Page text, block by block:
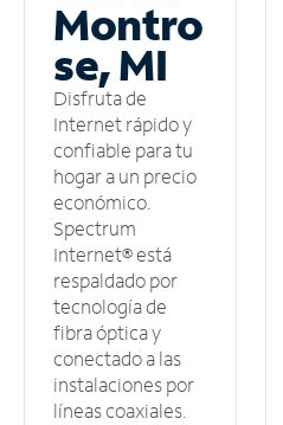
Montro
se, MI
Disfruta de
Internet rápido y
confiable para tu
hogar a un precio
económico.
Spectrum
Internet® está
respaldado por
tecnología de
fibra óptica y
conectado a las
instalaciones por
líneas coaxiales.